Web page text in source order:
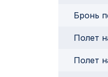
Бронь
Полет
Полет